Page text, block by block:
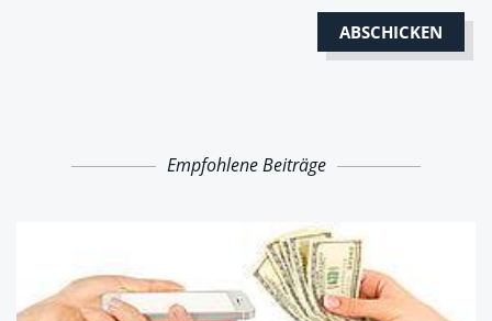
Empfohlene Beiträge